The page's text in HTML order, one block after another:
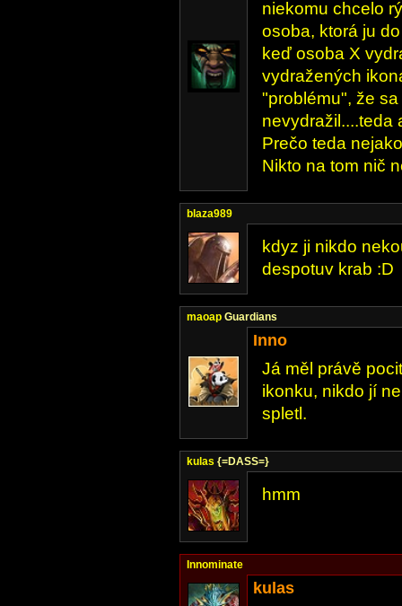
niekomu chcelo
osoba, ktorá ju
keď osoba X
vydražených
"problému", že
nevydražil....teda
Prečo teda
Nikto na tom nič
blaza989
kdyz ji nikdo
despotuv krab :D
maoap Guardians
Inno
Já měl právě
ikonku, nikdo jí
spletl.
kulas {=DASS=}
hmm
Innominate
kulas